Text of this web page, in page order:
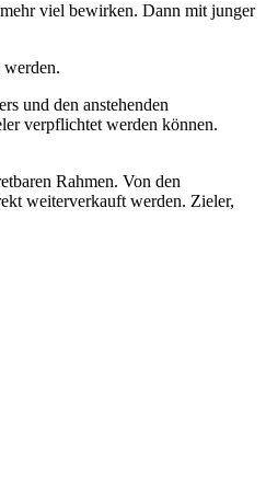
viel bewirken. Dann mit junger
und den anstehenden
verpflichtet werden können.
Rahmen. Von den
weiterverkauft werden. Zieler,